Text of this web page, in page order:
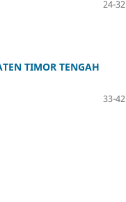
24-32
TIMOR TENGAH
33-42